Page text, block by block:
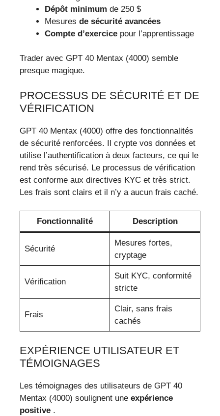
Dépôt minimum de 250 $
Mesures de sécurité avancées
Compte d’exercice pour l’apprentissage
Trader avec GPT 40 Mentax (4000) semble
presque magique.
PROCESSUS DE SÉCURITÉ ET DE
VÉRIFICATION
GPT 40 Mentax (4000) offre des fonctionnalités
de sécurité renforcées. Il crypte vos données et
utilise l’authentification à deux facteurs, ce qui le
rend très sécurisé. Le processus de vérification
est conforme aux directives KYC et très strict.
Les frais sont clairs et il n’y a aucun frais caché.
Fonctionnalité Description
Sécurité
Mesures fortes,
cryptage
Vérification
Suit KYC, conformité
stricte
Frais
Clair, sans frais
cachés
EXPÉRIENCE UTILISATEUR ET
TÉMOIGNAGES
Les témoignages des utilisateurs de GPT 40
Mentax (4000) soulignent une expérience
positive .